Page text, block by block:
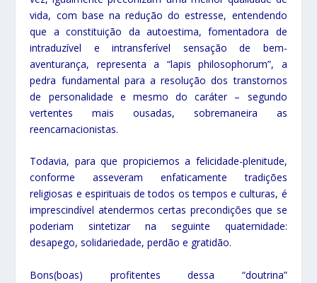
vida, com base na redução do estresse, entendendo
que a constituição da autoestima, fomentadora de
intraduzível e intransferível sensação de bem-
aventurança, representa a “lapis philosophorum”, a
pedra fundamental para a resolução dos transtornos
de personalidade e mesmo do caráter – segundo
vertentes mais ousadas, sobremaneira as
reencarnacionistas.
Todavia, para que propiciemos a felicidade-plenitude,
conforme asseveram enfaticamente tradições
religiosas e espirituais de todos os tempos e culturas, é
imprescindível atendermos certas precondições que se
poderiam sintetizar na seguinte quaternidade:
desapego, solidariedade, perdão e gratidão.
Bons(boas) profitentes dessa “doutrina”